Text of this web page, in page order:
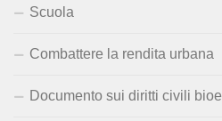
Scuola
Combattere la rendita urbana
Documento sui diritti civili